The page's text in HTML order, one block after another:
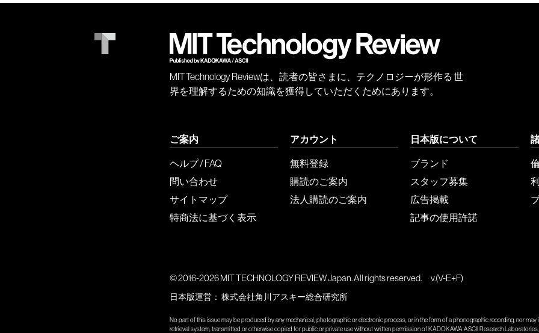
会員
MIT Technology Reviewは、読者の皆さまに、テクノロジーが形作る 世
界を理解するための知識を獲得していただくためにあります。
ご案内
ヘルプ / FAQ
問い合わせ
サイトマップ
特商法に基づく表示
アカウント
無料登録
購読のご案内
法人購読のご案内
日本版について
ブランド
スタッフ募集
広告掲載
記事の使用許諾
© 2016-2026 MIT TECHNOLOGY REVIEW Japan. All rights reserved. v.(V-E+F)
日本版運営： 株式会社角川アスキー総合研究所
No part of this issue may be produced by any mechanical, photographic or electronic process, or in the form of a phonographic recording, nor may
retrieval system, transmitted or otherwise copied for public or private use without written permission of KADOKAWA ASCII Research Laboratories,